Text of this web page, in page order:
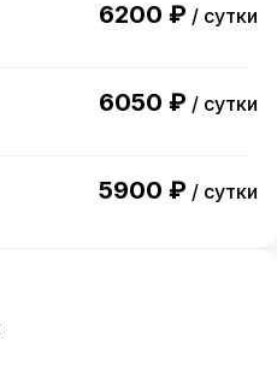
6200 ₽ / сутки
6050 ₽ / сутки
5900 ₽ / сутки